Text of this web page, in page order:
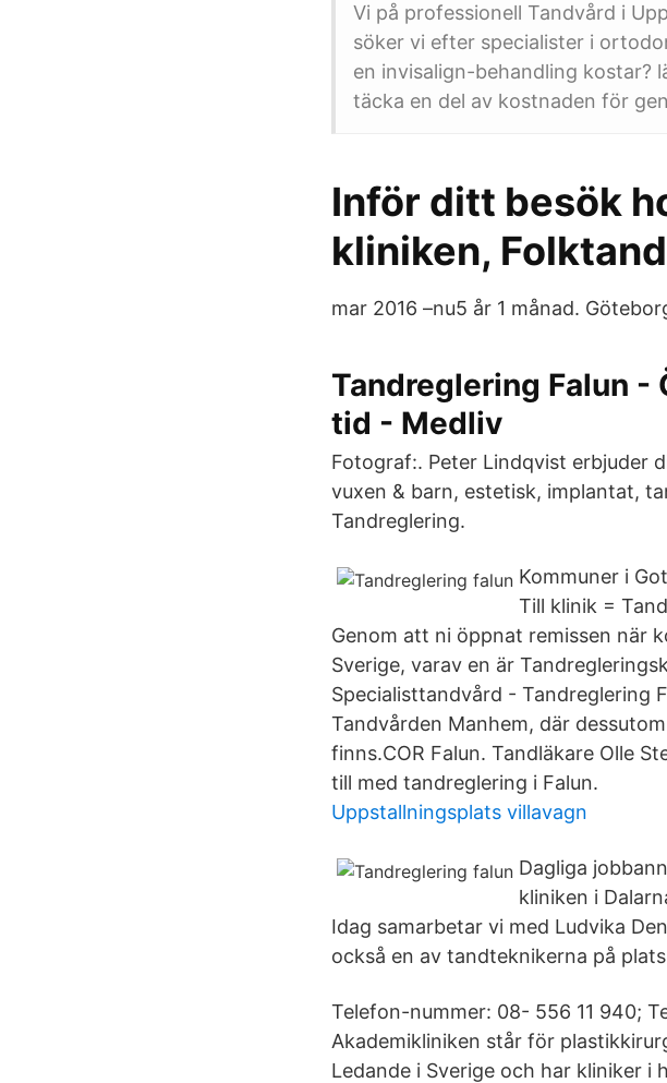
Vi på professionell Tandvård i
söker vi efter specialister i
en invisalign-behandling kostar?
täcka en del av kostnaden för
Inför ditt besök
kliniken,
mar 2016 –nu5 år 1 månad.
Tandreglering Falun -
tid - Medliv
Fotograf:. Peter Lindqvist erbjuder
vuxen & barn, estetisk, implantat,
Tandreglering.
Kommuner i
Till klinik =
Genom att ni öppnat remissen
Sverige, varav en är
Specialisttandvård - Tandreglering
Tandvården Manhem, där
finns.COR Falun. Tandläkare Olle
till med tandreglering i Falun.
Uppstallningsplats villavagn
Dagliga
kliniken i
Idag samarbetar vi med Ludvika
också en av tandteknikerna på
Telefon-nummer: 08- 556 11 940;
Akademikliniken står för
Ledande i Sverige och har kliniker i